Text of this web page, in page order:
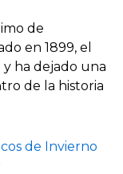
de
en 1899, el
ha dejado una
de la historia
de Invierno